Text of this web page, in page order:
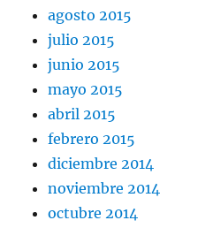
agosto 2015
julio 2015
junio 2015
mayo 2015
abril 2015
febrero 2015
diciembre 2014
noviembre 2014
octubre 2014